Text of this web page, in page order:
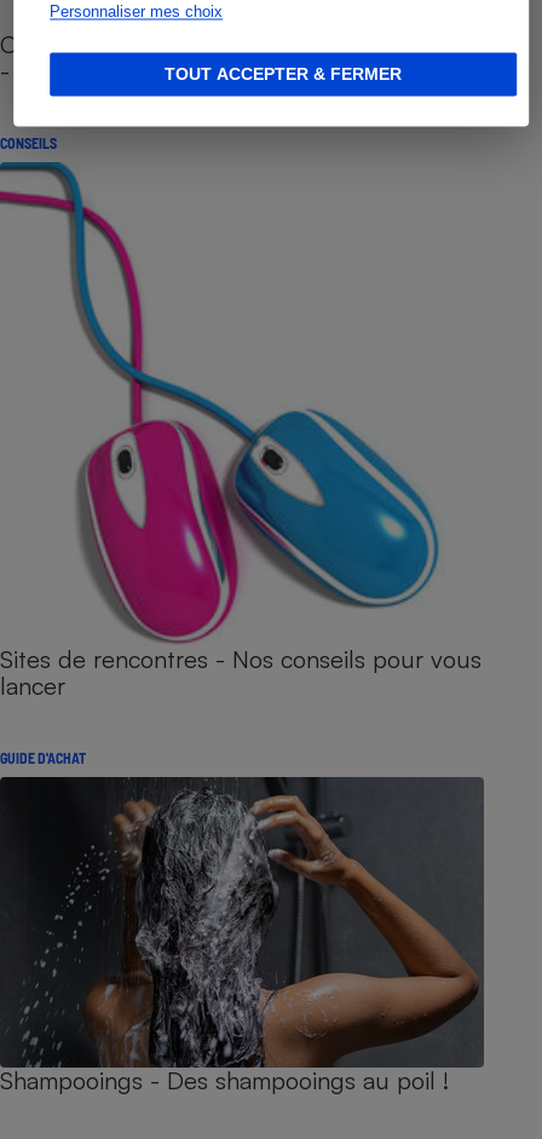
Personnaliser mes choix
TOUT ACCEPTER & FERMER
Cafetière à capsules zéro déchet CoffeeB (vidéo)
- Premières impressions
CONSEILS
Sites de rencontres - Nos conseils pour vous
lancer
GUIDE D'ACHAT
Shampooings - Des shampooings au poil !